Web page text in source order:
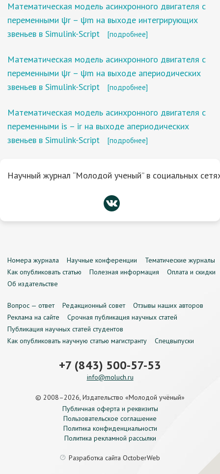
Математическая модель асинхронного двигателя с
переменными ψr – ψm на выходе интегрирующих
звеньев в Simulink-Script
[подробнее]
Математическая модель асинхронного двигателя с
переменными ψr – ψm на выходе апериодических
звеньев в Simulink-Script
[подробнее]
Математическая модель асинхронного двигателя с
переменными is – ir на выходе апериодических
звеньев в Simulink-Script
[подробнее]
Научный журнал “Молодой ученый” в социальных
Номера журнала Научные конференции
Тематические журналы
Как опубликовать статью
Полезная информация
Оплата и скидки
Об издательстве
Вопрос — ответ Редакционный совет
Отзывы наших авторов
Реклама на сайте
Срочная публикация научных статей
Публикация научных статей студентов
Как опубликовать научную статью магистранту
Спецвыпуски
+7 (843) 500-57-53
info@moluch.ru
© 2008–2026, Издательство «Молодой учёный»
Публичная оферта и реквизиты
Пользовательское соглашение
Политика конфиденциальности
Политика рекламной рассылки
Разработка сайта OctoberWeb